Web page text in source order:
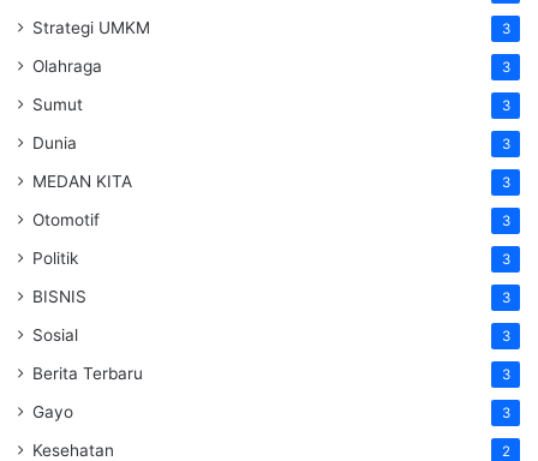
Strategi UMKM 3
Olahraga 3
Sumut 3
Dunia 3
MEDAN KITA 3
Otomotif 3
Politik 3
BISNIS 3
Sosial 3
Berita Terbaru 3
Gayo 3
Kesehatan 2